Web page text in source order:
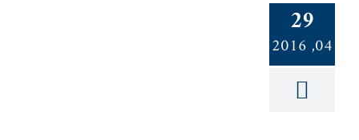
29
04, 2016